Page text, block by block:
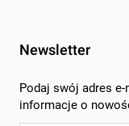
Newsletter
Podaj swój adres
informacje o